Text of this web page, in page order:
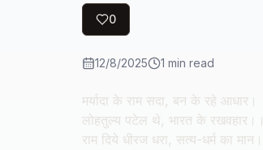
0
12/8/2025 1 min read
मर्यादा के राम सदा, बन के रहे आधार।
लोहतुल्य पटेल थे, भारत के रखवहार।।
राम दिये धीरज धरा, सत्य-धर्म का मान।